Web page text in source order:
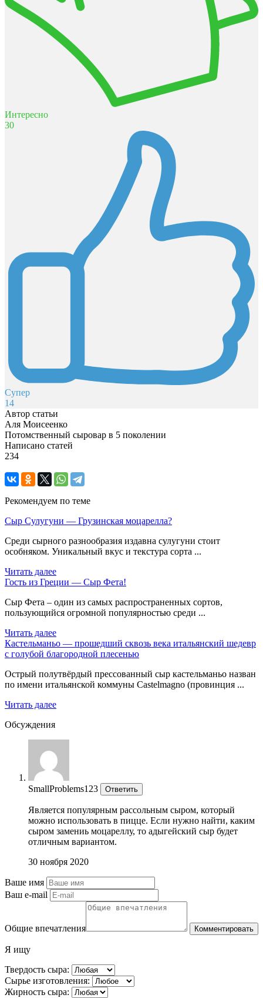
Интересно
30
Супер
14
Автор статьи
Аля Моисеенко
Потомственный сыровар в 5 поколении
Написано статей
234
Рекомендуем по теме
Сыр Сулугуни — Грузинская моцарелла?
Среди сырного разнообразия издавна сулугуни стоит
особняком. Уникальный вкус и текстура сорта ...
Читать далее
Гость из Греции — Сыр Фета!
Сыр Фета – один из самых распространенных сортов,
пользующийся огромной популярностью среди ...
Читать далее
Кастельманьо — прошедший сквозь века итальянский шедевр
с голубой благородной плесенью
Острый полутвёрдый прессованный сыр кастельманьо назван
по имени итальянской коммуны Castelmagno (провинция ...
Читать далее
Обсуждения
SmallProblems123 Ответить
Является популярным рассольным сыром, который
можно использовать в пицце. Если нужно найти, каким
сыром замениь моцареллу, то адыгейский сыр будет
отличным вариантом.
30 ноября 2020
Ваше имя
Ваш e-mail
Общие впечатления Комментировать
Я ищу
Твердость сыра:
Сырье изготовления:
Жирность сыра: